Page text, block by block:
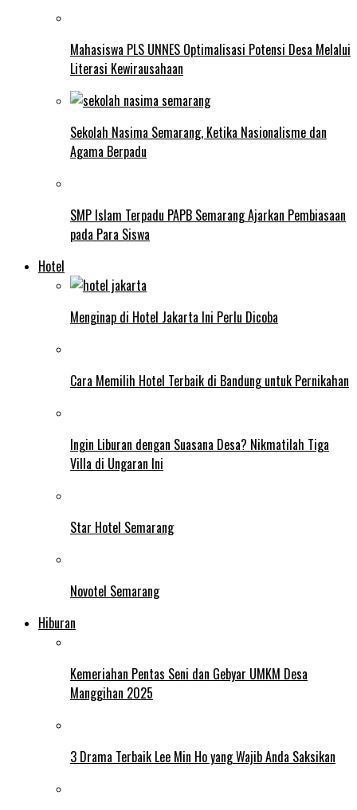
Mahasiswa PLS UNNES Optimalisasi Potensi Desa Melalui
Literasi Kewirausahaan
Sekolah Nasima Semarang, Ketika Nasionalisme dan
Agama Berpadu
SMP Islam Terpadu PAPB Semarang Ajarkan Pembiasaan
pada Para Siswa
Hotel
Menginap di Hotel Jakarta Ini Perlu Dicoba
Cara Memilih Hotel Terbaik di Bandung untuk Pernikahan
Ingin Liburan dengan Suasana Desa? Nikmatilah Tiga
Villa di Ungaran Ini
Star Hotel Semarang
Novotel Semarang
Hiburan
Kemeriahan Pentas Seni dan Gebyar UMKM Desa
Manggihan 2025
3 Drama Terbaik Lee Min Ho yang Wajib Anda Saksikan